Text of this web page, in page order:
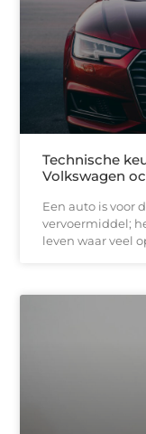
Technische
Volkswagen
Een auto is voor
vervoermiddel;
leven waar veel